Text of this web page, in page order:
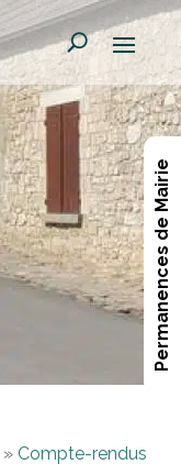
Permanences de Mairie
» Compte-rendus